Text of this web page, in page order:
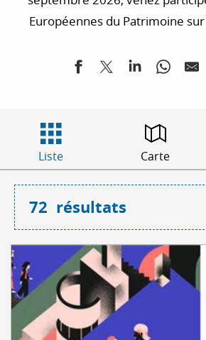
Européennes du Patrimoine sur
Liste Carte
72 résultats